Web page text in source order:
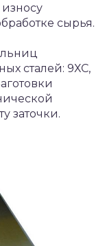
сырья.
сталей: 9ХС,
заточки.